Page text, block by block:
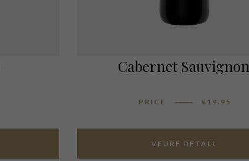
Cabernet Sauvignon
PRICE € 19.95
VEURE DETALL